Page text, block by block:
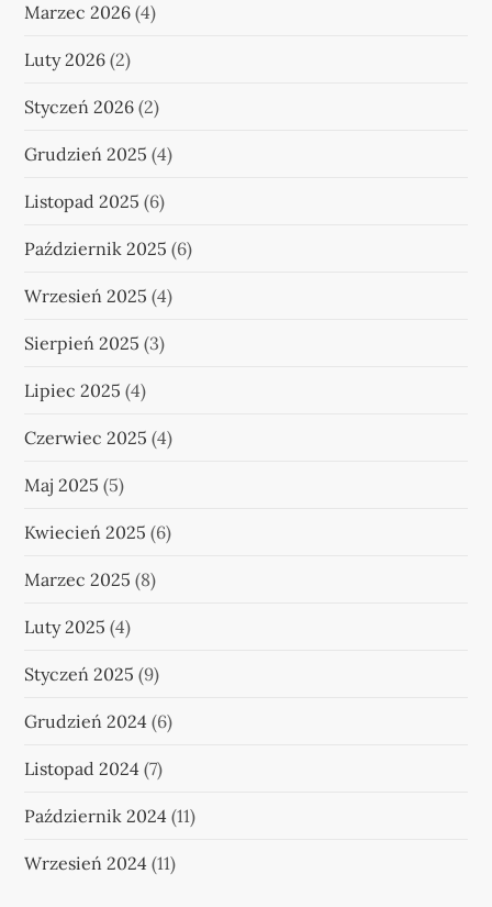
Marzec 2026 (4)
Luty 2026 (2)
Styczeń 2026 (2)
Grudzień 2025 (4)
Listopad 2025 (6)
Październik 2025 (6)
Wrzesień 2025 (4)
Sierpień 2025 (3)
Lipiec 2025 (4)
Czerwiec 2025 (4)
Maj 2025 (5)
Kwiecień 2025 (6)
Marzec 2025 (8)
Luty 2025 (4)
Styczeń 2025 (9)
Grudzień 2024 (6)
Listopad 2024 (7)
Październik 2024 (11)
Wrzesień 2024 (11)